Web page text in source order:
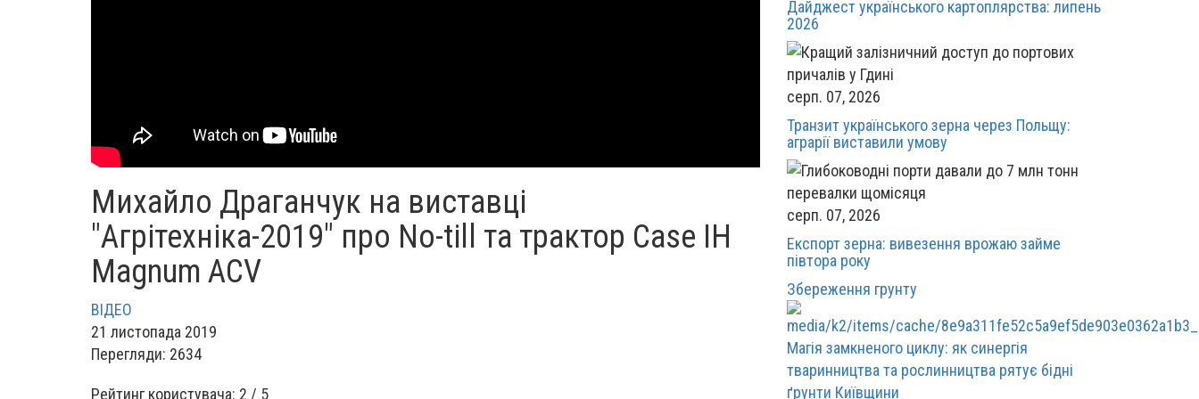
Михайло Драганчук на виставці
"Агрітехніка-2019" про No-till та трактор Case IH
Magnum ACV
ВІДЕО
21 листопада 2019
Перегляди: 2634
Рейтинг користувача: 2 / 5
Дайджест українського картоплярства: липень
2026
серп. 07, 2026
Транзит українського зерна через Польщу:
аграрії виставили умову
серп. 07, 2026
Експорт зерна: вивезення врожаю займе
півтора року
Збереження грунту
Магія замкненого циклу: як синергія
тваринництва та рослинництва рятує бідні
ґрунти Київщини